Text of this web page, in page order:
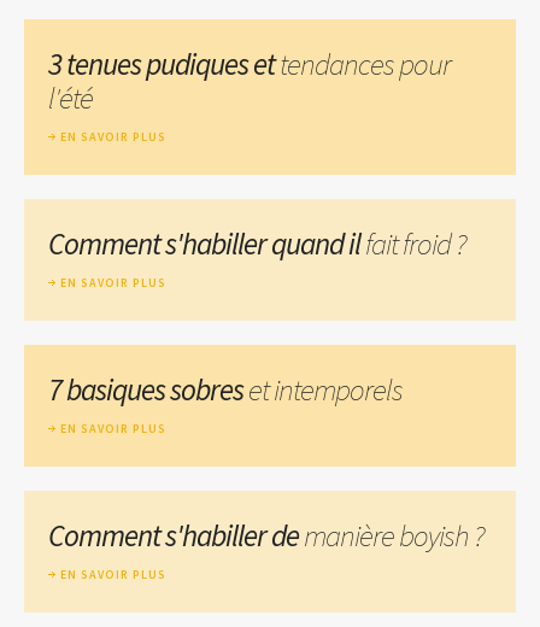
3 tenues pudiques ettendances pour
l'été
EN SAVOIR PLUS
Comment s'habiller quand ilfait froid ?
EN SAVOIR PLUS
7 basiques sobreset intemporels
EN SAVOIR PLUS
Comment s'habiller demanière boyish ?
EN SAVOIR PLUS